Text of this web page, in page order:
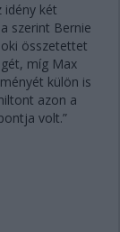
idény két
szerint Bernie
összetettet
míg Max
külön is
azon a
volt.”